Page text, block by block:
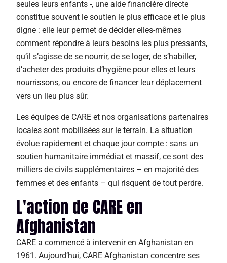
seules leurs enfants -, une aide financière directe
constitue souvent le soutien le plus efficace et le plus
digne : elle leur permet de décider elles-mêmes
comment répondre à leurs besoins les plus pressants,
qu’il s’agisse de se nourrir, de se loger, de s’habiller,
d’acheter des produits d’hygiène pour elles et leurs
nourrissons, ou encore de financer leur déplacement
vers un lieu plus sûr.
Les équipes de CARE et nos organisations partenaires
locales sont mobilisées sur le terrain. La situation
évolue rapidement et chaque jour compte : sans un
soutien humanitaire immédiat et massif, ce sont des
milliers de civils supplémentaires – en majorité des
femmes et des enfants – qui risquent de tout perdre.
L'action de CARE en
Afghanistan
CARE a commencé à intervenir en Afghanistan en
1961. Aujourd’hui, CARE Afghanistan concentre ses